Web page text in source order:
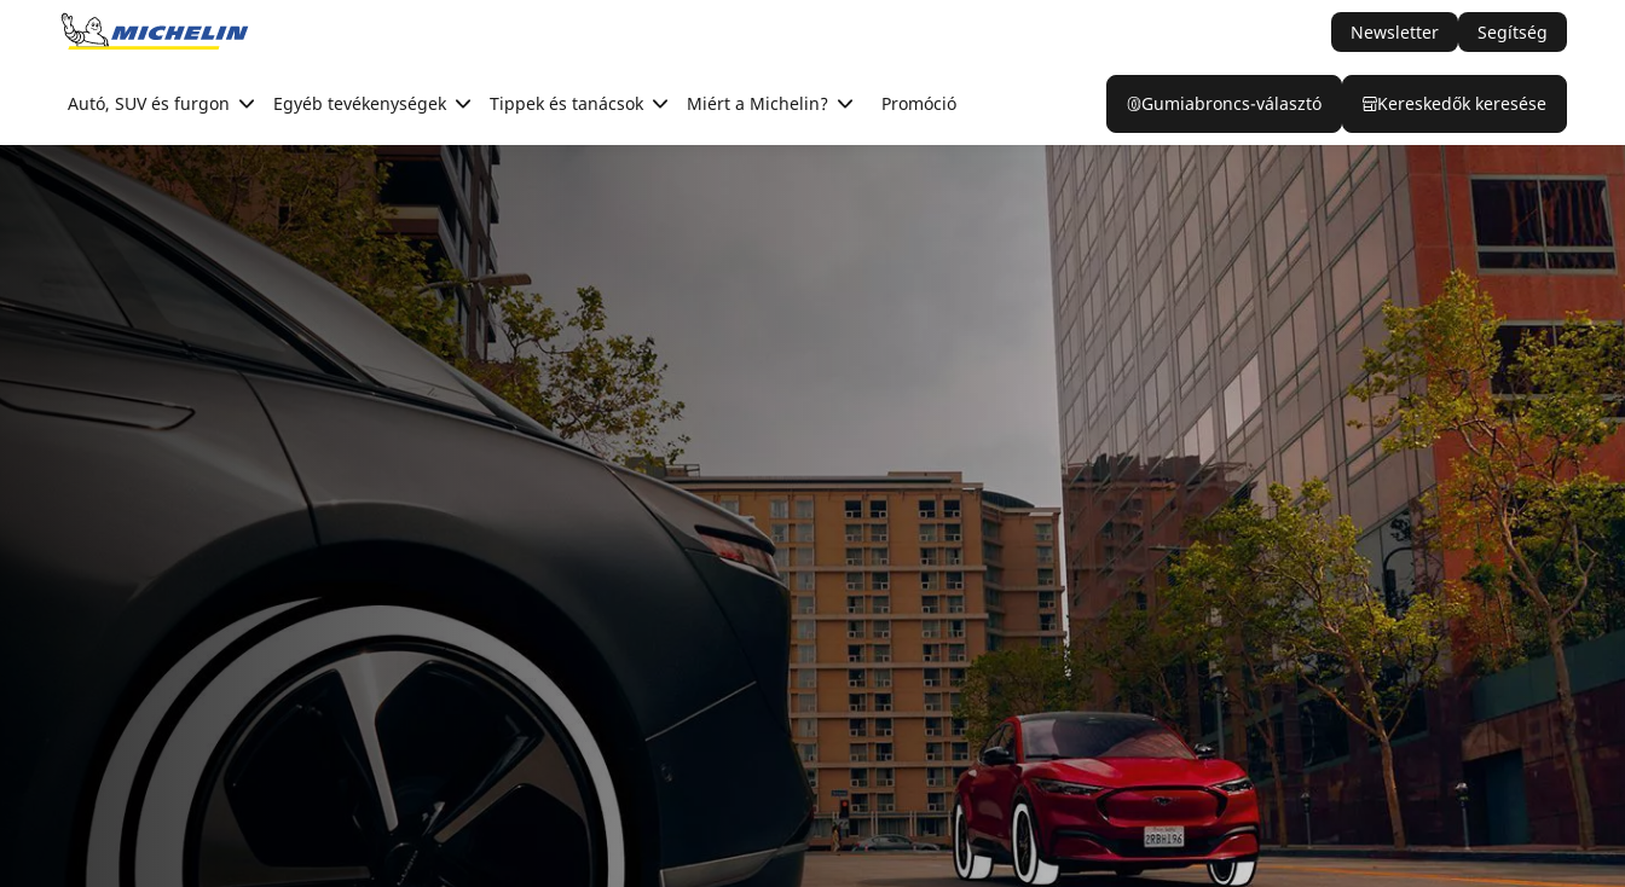
Go to page content
Newsletter Segítség
Autó, SUV és furgon Egyéb tevékenységek Tippek és tanácsok Miért a Michelin? Promóció Gumiabroncs-választó Kereskedők keresése